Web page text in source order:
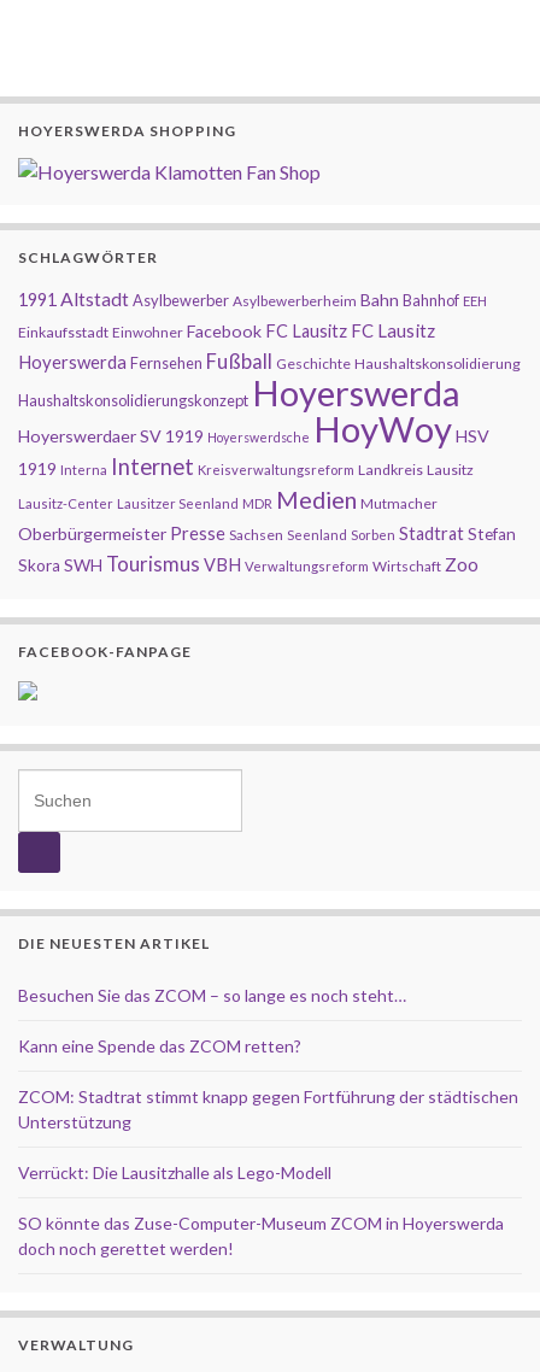
HOYERSWERDA SHOPPING
SCHLAGWÖRTER
1991 AltstadtAsylbewerber Asylbewerberheim Bahn Bahnhof EEH
Einkaufsstadt Einwohner Facebook FC Lausitz FC Lausitz
Hoyerswerda Fernsehen Fußball Geschichte Haushaltskonsolidierung
Haushaltskonsolidierungskonzept Hoyerswerda
Hoyerswerdaer SV 1919 Hoyerswerdsche HoyWoyHSV
1919 Interna Internet Kreisverwaltungsreform Landkreis Lausitz
Lausitz-Center Lausitzer Seenland MDR Medien Mutmacher
Oberbürgermeister Presse Sachsen Seenland Sorben StadtratStefan
Skora SWH Tourismus VBH Verwaltungsreform Wirtschaft Zoo
FACEBOOK-FANPAGE
DIE NEUESTEN ARTIKEL
Besuchen Sie das ZCOM – so lange es noch steht…
Kann eine Spende das ZCOM retten?
ZCOM: Stadtrat stimmt knapp gegen Fortführung der städtischen
Unterstützung
Verrückt: Die Lausitzhalle als Lego-Modell
SO könnte das Zuse-Computer-Museum ZCOM in Hoyerswerda
doch noch gerettet werden!
VERWALTUNG